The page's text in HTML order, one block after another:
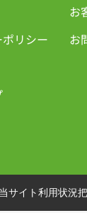
リシー
お
お
サイト利用状況